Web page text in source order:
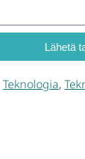
Lähetä
Teknologia,